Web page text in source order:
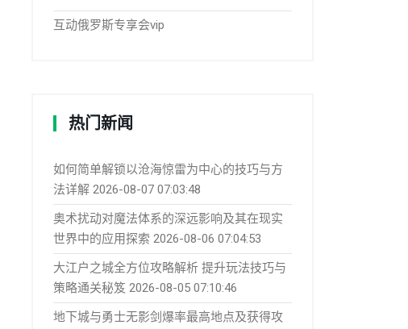
互动俄罗斯专享会vip
热门新闻
如何简单解锁以沧海惊雷为中心的技巧与方
法详解 2026-08-07 07:03:48
奥术扰动对魔法体系的深远影响及其在现实
世界中的应用探索 2026-08-06 07:04:53
大江户之城全方位攻略解析 提升玩法技巧与
策略通关秘笈 2026-08-05 07:10:46
地下城与勇士无影剑爆率最高地点及获得攻